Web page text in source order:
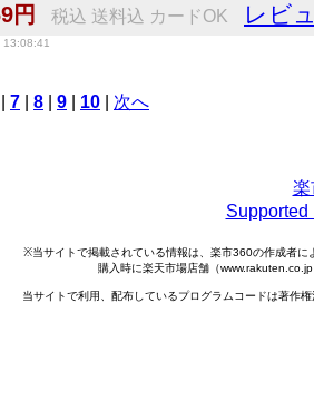
円
税込 送料込 カードOK レビ
13:08:41
7 8 9 10 次へ
楽
Supported
※当サイトで掲載されている情報は、楽市360の作成者
購入時に楽天市場店舗（
当サイトで利用、配布しているプログラムコードは著作